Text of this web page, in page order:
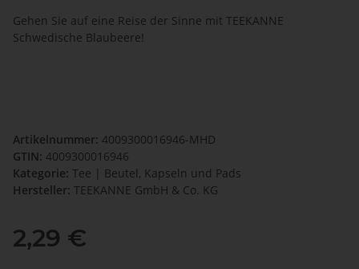
Gehen Sie auf eine Reise der Sinne mit TEEKANNE
Schwedische Blaubeere!
Artikelnummer: 4009300016946-MHD
GTIN: 4009300016946
Kategorie: Tee | Beutel, Kapseln und Pads
Hersteller: TEEKANNE GmbH & Co. KG
2,29 €